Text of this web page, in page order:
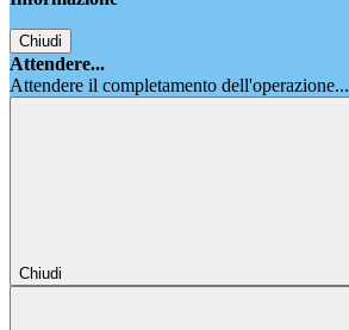
Chiudi
Attendere...
Attendere il completamento dell'operazione...
Chiudi